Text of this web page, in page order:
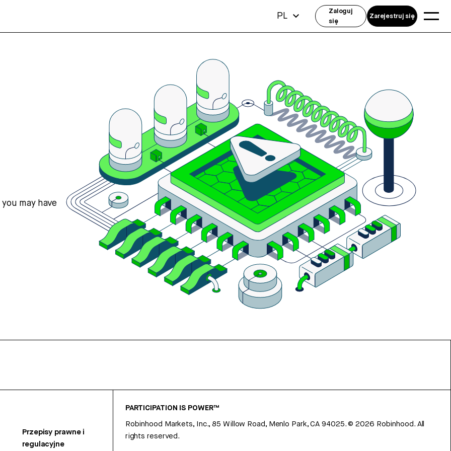
may have
Przepisy prawne i
regulacyjne
PARTICIPATION IS POWER™
Robinhood Markets, Inc., 85 Willow Road, Menlo Park, CA 94025.©2026 Robinhood. All
rights reserved.
PL
Zaloguj
się
Zarejestruj się